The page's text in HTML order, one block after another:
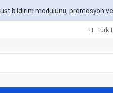
bildirim modülünü, promosyon
TL Türk